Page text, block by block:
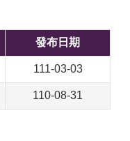
發布日期
111-03-03
110-08-31